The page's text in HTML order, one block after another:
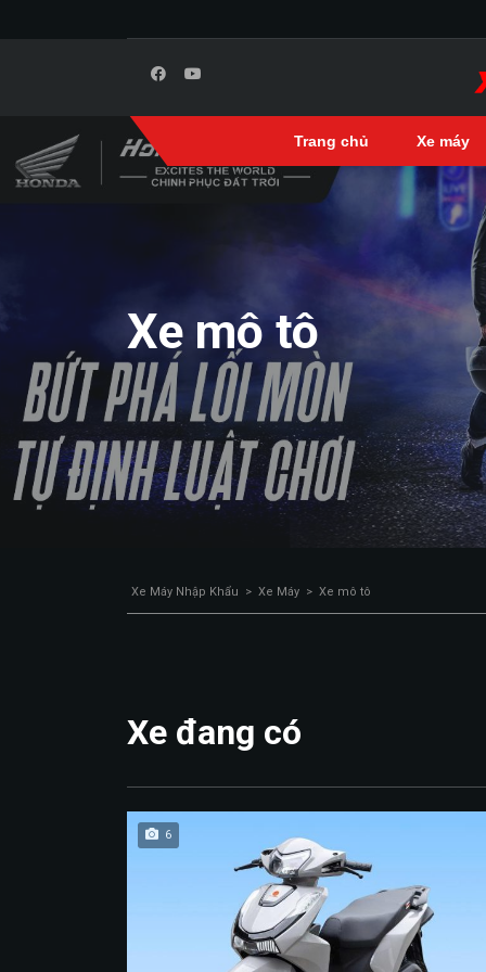
Trang chủ Xe máy
Xe mô tô
Xe Máy Nhập Khẩu > Xe Máy > Xe mô tô
Xe đang có
6